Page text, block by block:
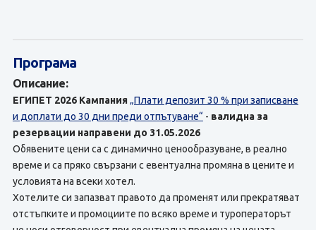
Програма
Описание:
ЕГИПЕТ 2026 Кампания „Плати депозит 30 % при записване
и доплати до 30 дни преди отпътуване“ - валидна за
резервации направени до 31.05.2026
Обявените цени са с динамично ценообразуване, в реално
време и са пряко свързани с евентуална промяна в цените и
условията на всеки хотел.
Хотелите си запазват правото да променят или прекратяват
отстъпките и промоциите по всяко време и туроператорът